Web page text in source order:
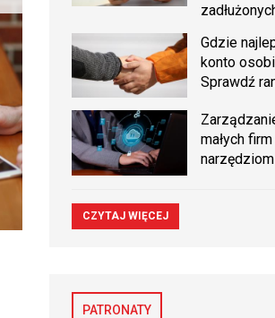
Gdzie
konto
Sprawdź
małych
CZYTAJ WIĘCEJ
PATRONATY